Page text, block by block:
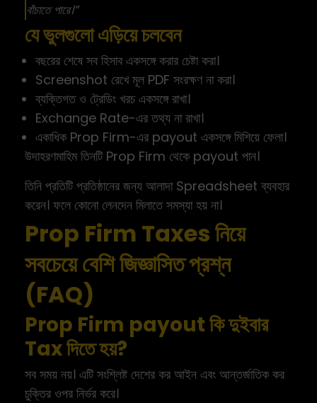
বাঁচাতে পারে।”
যে ভুলগুলো এড়িয়ে চলবেন
বছরের শেষে সব হিসাব একসঙ্গে করার চেষ্টা করা।
Screenshot রেখে মূল PDF সংরক্ষণ না করা।
ব্যক্তিগত ও ট্রেডিং খরচ একসঙ্গে রাখা।
Exchange Rate-এর তথ্য না রাখা।
একাধিক Prop Firm-এর payout একসঙ্গে মিশিয়ে ফেলা।
উদাহরণমাহিম তিনটি Prop Firm থেকে payout পান।
তিনি প্রতিটি প্রতিষ্ঠানের জন্য আলাদা Spreadsheet ব্যবহার
করেন। ফলে কোনো লেনদেন মিলাতে সমস্যা হয় না।
Prop Firm Taxes নিয়ে
সবচেয়ে বেশি জিজ্ঞাসিত প্রশ্ন
(FAQ)
Prop Firm payout কি দুইবার
Tax দিতে হয়?
সব সময় নয়। এটি সংশ্লিষ্ট দেশের কর আইন এবং আন্তর্জাতিক কর
চুক্তির ওপর নির্ভর করে।